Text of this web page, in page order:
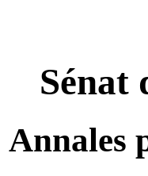
Sénat
Annales